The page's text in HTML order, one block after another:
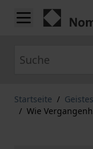
Zum Inhalt springen
Startseite /
/ Wie